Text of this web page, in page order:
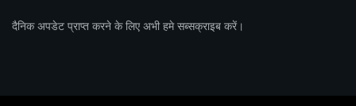
दैनिक अपडेट प्राप्त करने के लिए अभी हमे सब्सक्राइब करें।